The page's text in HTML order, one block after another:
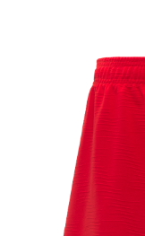
Primavera
Settore
Prima squadra
Kappa Futur
Genoa x
Kombat XXV
Genoa x